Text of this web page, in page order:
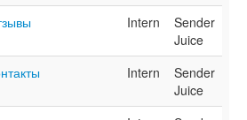
Intern
Sender
Juice
Intern
Sender
Juice